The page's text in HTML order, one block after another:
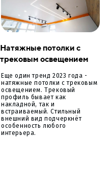
Натяжные потолки с
трековым освещением
Еще один тренд 2023 года -
натяжные потолки с трековым
освещением. Трековый
профиль бывает как
накладной, так и
встраиваемый. Стильный
внешний вид подчеркнёт
особенность любого
интерьера.